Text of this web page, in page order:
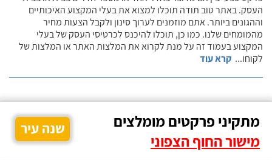
העסק. באתר טוב תודה תוכלו למצוא את בעלי המקצוע האיכותיים
וההגונים ביותר. אתם מוזמנים לערוך סינון ולקבל הצעות מחיר
מהמומחים שלנו. כמו כן, תוכלו להיכנס לכרטיסי העסק של בעלי
המקצוע בעמוד זה על מנת לקרוא את המלצות האתר או המלצות של
לקוחו... קרא עוד
מתקיני פרקטים מומלצים
מישור החוף הצפוני
שנה עיר